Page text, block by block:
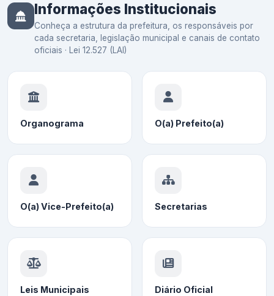
Informações Institucionais
Conheça a estrutura da prefeitura, os responsáveis por
cada secretaria, legislação municipal e canais de contato
oficiais · Lei 12.527 (LAI)
Organograma O(a) Prefeito(a)
O(a) Vice-Prefeito(a) Secretarias
Leis Municipais Diário Oficial